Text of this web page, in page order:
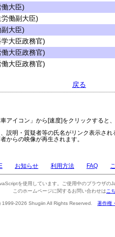
大臣)
働副大臣)
大臣)
大臣政務官)
大臣政務官)
大臣政務官)
戻る
車アイコン」から[速度]をクリックすると
、説明・質疑者等の氏名がリンク表示さ
からの映像が再生されます。
お知らせ 利用方法 FAQ
を使用しています。ご使用中のブラウザの
このホームページに関するお問い合わせは こ
1999-2026 Shugiin All Rights Reserved. 著作権